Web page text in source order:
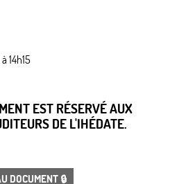
à 14h15
EST RÉSERVÉ AUX
DE L'IHÉDATE.
DOCUMENT 🔒